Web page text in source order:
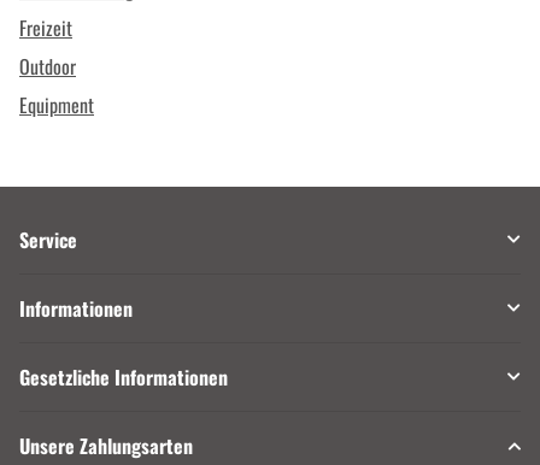
Freizeit
Outdoor
Equipment
Service
Informationen
Gesetzliche Informationen
Unsere Zahlungsarten